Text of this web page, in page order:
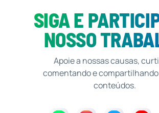
SIGA E
NOSSO
Apoie a nossas causas,
comentando e
conteúdos.